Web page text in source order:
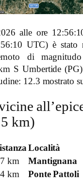
alle ore
UTC) è stato
di
S Umbertide
12.3 mostrato
km)
Località
km Mantignana
km Ponte Pattoli